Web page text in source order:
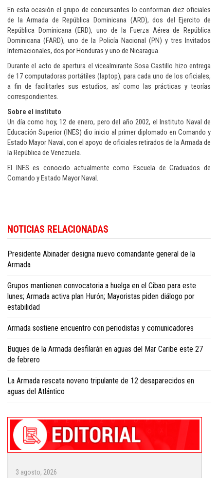
En esta ocasión el grupo de concursantes lo conforman diez oficiales
de la Armada de República Dominicana (ARD), dos del Ejercito de
República Dominicana (ERD), uno de la Fuerza Aérea de República
Dominicana (FARD), uno de la Policía Nacional (PN) y tres Invitados
Internacionales, dos por Honduras y uno de Nicaragua.
Durante el acto de apertura el vicealmirante Sosa Castillo hizo entrega
de 17 computadoras portátiles (laptop), para cada uno de los oficiales,
a fin de facilitarles sus estudios, así como las prácticas y teorías
correspondientes.
Sobre el instituto
Un día como hoy, 12 de enero, pero del año 2002, el Instituto Naval de
Educación Superior (INES) dio inicio al primer diplomado en Comando y
Estado Mayor Naval, con el apoyo de oficiales retirados de la Armada de
la República de Venezuela.
El INES es conocido actualmente como Escuela de Graduados de
Comando y Estado Mayor Naval.
Republic news in English.
NOTICIAS RELACIONADAS
Presidente Abinader designa nuevo comandante general de la
Armada
Grupos mantienen convocatoria a huelga en el Cibao para este
lunes; Armada activa plan Hurón; Mayoristas piden diálogo por
estabilidad
Armada sostiene encuentro con periodistas y comunicadores
Buques de la Armada desfilarán en aguas del Mar Caribe este 27
de febrero
La Armada rescata noveno tripulante de 12 desaparecidos en
aguas del Atlántico
3 agosto, 2026